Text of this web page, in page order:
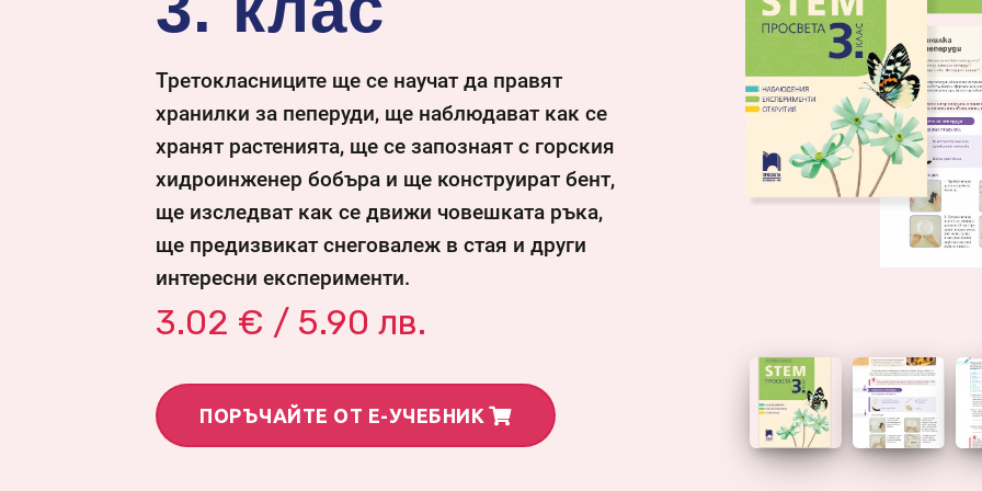
Третокласниците ще се научат да правят
хранилки за пеперуди, ще наблюдават как се
хранят растенията, ще се запознаят с горския
хидроинженер бобъра и ще конструират бент,
ще изследват как се движи човешката ръка,
ще предизвикат снеговалеж в стая и други
интересни експерименти.
3.02 € / 5.90 лв.
ПОРЪЧАЙТЕ ОТ Е-УЧЕБНИК